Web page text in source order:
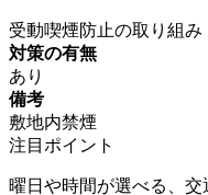
受動喫煙防止の取り組み
対策の有無
あり
備考
敷地内禁煙
注目ポイント
曜日や時間が選べる、